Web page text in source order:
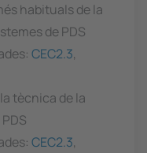
habituals de la
de PDS
CEC2.3,
tècnica de la
CEC2.3,